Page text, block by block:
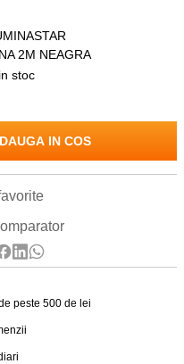
2M NEAGRA
in stoc
IN COS
peste 500 de lei